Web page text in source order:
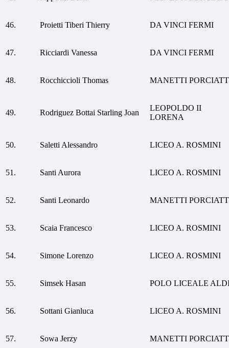
46. Proietti Tiberi Thierry DA VINCI FERMI
47. Ricciardi Vanessa DA VINCI FERMI
48. Rocchiccioli Thomas MANETTI
49. Rodriguez Bottai Starling Joan
LEOPOLDO II
LORENA
50. Saletti Alessandro LICEO A. ROSMINI
51. Santi Aurora LICEO A. ROSMINI
52. Santi Leonardo MANETTI
53. Scaia Francesco LICEO A. ROSMINI
54. Simone Lorenzo LICEO A. ROSMINI
55. Simsek Hasan POLO LICEALE
56. Sottani Gianluca LICEO A. ROSMINI
57. Sowa Jerzy MANETTI